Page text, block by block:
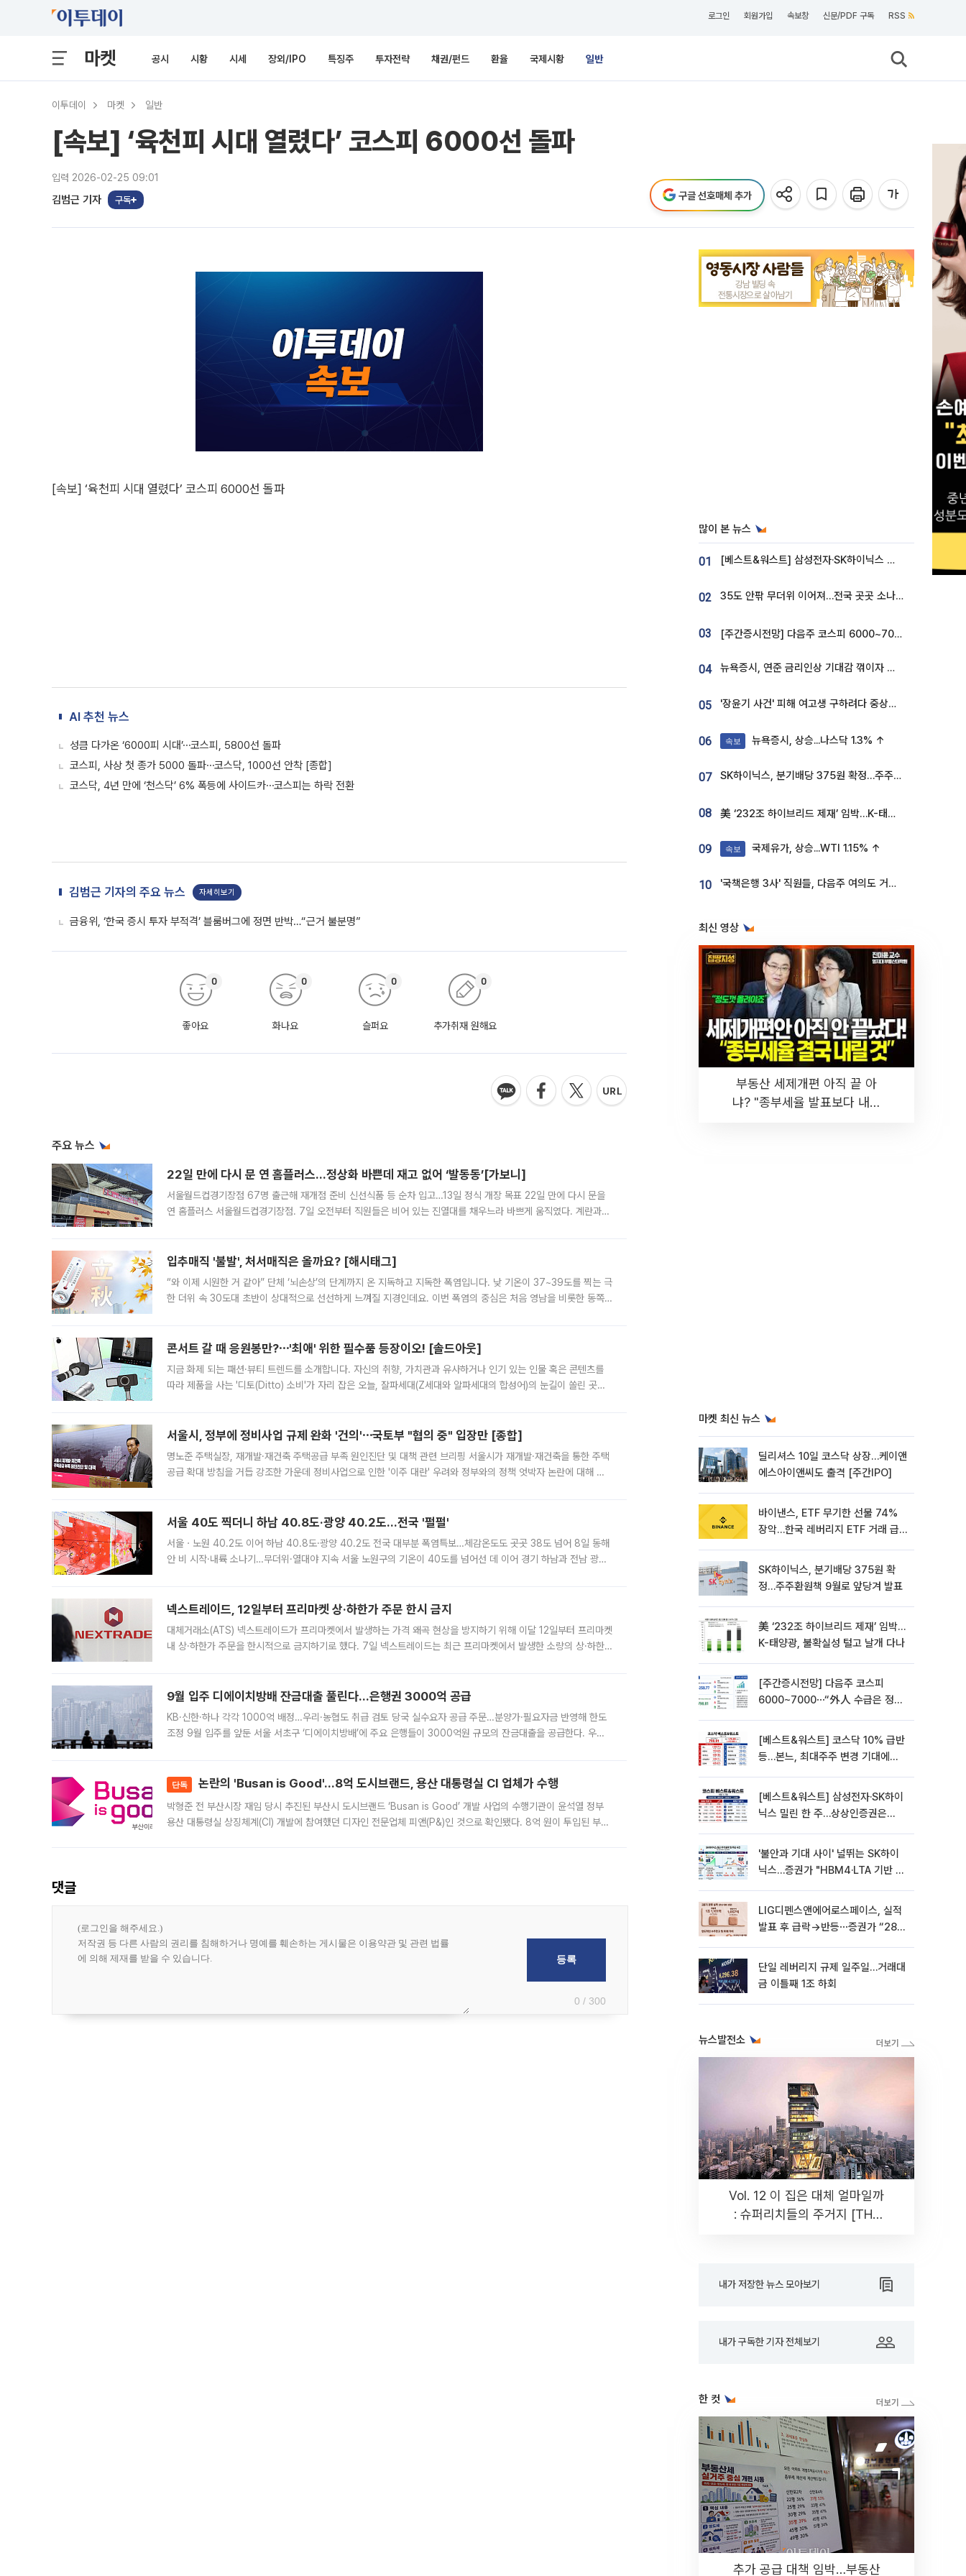
로그인 회원가입 속보창 신문/PDF 구독 RSS
마켓 공시 시황 시세 장외/IPO 특징주 투자전략 채권/펀드 환율 국제시황 일반
이투데이 마켓 일반
[속보] ‘육천피 시대 열렸다’ 코스피 6000선 돌파
입력 2026-02-25 09:01
김범근 기자 구독 구글 선호매체 추가
[속보] ‘육천피 시대 열렸다’ 코스피 6000선 돌파
AI 추천 뉴스
성큼 다가온 ‘6000피 시대’⋯코스피, 5800선 돌파
코스피, 사상 첫 종가 5000 돌파⋯코스닥, 1000선 안착 [종합]
코스닥, 4년 만에 ‘천스닥’ 6% 폭등에 사이드카⋯코스피는 하락 전환
김범근 기자의 주요 뉴스 자세히보기
금융위, ‘한국 증시 투자 부적격’ 블룸버그에 정면 반박…“근거 불분명”
좋아요
0
화나요
0
슬퍼요
0
추가취재 원해요
0
주요 뉴스
22일 만에 다시 문 연 홈플러스…정상화 바쁜데 재고 없어 ‘발동동’[가보니]
서울월드컵경기장점 67명 출근해 재개점 준비 신선식품 등 순차 입고…13일 정식 개장 목표 22일 만에 다시 문을
연 홈플러스 서울월드컵경기장점. 7일 오전부터 직원들은 비어 있는 진열대를 채우느라 바쁘게 움직였다. 계란과
입추매직 '불발', 처서매직은 올까요? [해시태그]
“와 이제 시원한 거 같아” 단체 ‘뇌손상’의 단계까지 온 지독하고 지독한 폭염입니다. 낮 기온이 37~39도를 찍는 극
한 더위 속 30도대 초반이 상대적으로 선선하게 느껴질 지경인데요. 이번 폭염의 중심은 처음 영남을 비롯한 동쪽
콘서트 갈 때 응원봉만?⋯'최애' 위한 필수품 등장이오! [솔드아웃]
지금 화제 되는 패션·뷰티 트렌드를 소개합니다. 자신의 취향, 가치관과 유사하거나 인기 있는 인물 혹은 콘텐츠를
따라 제품을 사는 '디토(Ditto) 소비'가 자리 잡은 오늘, 잘파세대(Z세대와 알파세대의 합성어)의 눈길이 쏠린 곳은
서울시, 정부에 정비사업 규제 완화 '건의'⋯국토부 "협의 중" 입장만 [종합]
명노준 주택실장, 재개발·재건축 주택공급 부족 원인진단 및 대책 관련 브리핑 서울시가 재개발·재건축을 통한 주택
공급 확대 방침을 거듭 강조한 가운데 정비사업으로 인한 '이주 대란' 우려와 정부와의 정책 엇박자 논란에 대해 정
서울 40도 찍더니 하남 40.8도·광양 40.2도…전국 '펄펄'
서울ㆍ노원 40.2도 이어 하남 40.8도·광양 40.2도 전국 대부분 폭염특보…체감온도도 곳곳 38도 넘어 8일 동해
안 비 시작·내륙 소나기…무더위·열대야 지속 서울 노원구의 기온이 40도를 넘어선 데 이어 경기 하남과 전남 광양
넥스트레이드, 12일부터 프리마켓 상·하한가 주문 한시 금지
대체거래소(ATS) 넥스트레이드가 프리마켓에서 발생하는 가격 왜곡 현상을 방지하기 위해 이달 12일부터 프리마켓
내 상·하한가 주문을 한시적으로 금지하기로 했다. 7일 넥스트레이드는 최근 프리마켓에서 발생한 소량의 상·하한
9월 입주 디에이치방배 잔금대출 풀린다…은행권 3000억 공급
KB·신한·하나 각각 1000억 배정…우리·농협도 취급 검토 당국 실수요자 공급 주문…분양가·필요자금 반영해 한도
조정 9월 입주를 앞둔 서울 서초구 ‘디에이치방배’에 주요 은행들이 3000억원 규모의 잔금대출을 공급한다. 우리
단독 논란의 'Busan is Good'…8억 도시브랜드, 용산 대통령실 CI 업체가 수행
박형준 전 부산시장 재임 당시 추진된 부산시 도시브랜드 ‘Busan is Good’ 개발 사업의 수행기관이 윤석열 정부
용산 대통령실 상징체계(CI) 개발에 참여했던 디자인 전문업체 피앤(P&)인 것으로 확인됐다. 8억 원이 투입된 부산
댓글
0 / 300
많이 본 뉴스
01 [베스트&워스트] 삼성전자·SK하이닉스 밀린 한 주…상상인증권은 85% 급등
02 35도 안팎 무더위 이어져…전국 곳곳 소나기 [오늘 날씨]
03 [주간증시전망] 다음주 코스피 6000~7000⋯“外人 수급은 정책이 변수”
04 뉴욕증시, 연준 금리인상 기대감 꺾이자 상승...S&P500 사상 최고치 [종합]
05 '장윤기 사건' 피해 여고생 구하려다 중상…고교생 의상자 지정
06 속보 뉴욕증시, 상승...나스닥 1.3% ↑
07 SK하이닉스, 분기배당 375원 확정…주주환원책 9월로 앞당겨 발표
08 美 ‘232조 하이브리드 제재’ 임박…K-태양광, 불확실성 털고 날개 다나
09 속보 국제유가, 상승...WTI 1.15% ↑
10 '국책은행 3사' 직원들, 다음주 여의도 거리 나서는 까닭은
최신 영상
부동산 세제개편 아직 끝 아
냐? "종부세율 발표보다 내릴
마켓 최신 뉴스
딜리셔스 10일 코스닥 상장…케이앤
에스아이앤씨도 출격 [주간IPO]
바이낸스, ETF 무기한 선물 74%
장악…한국 레버리지 ETF 거래 급
SK하이닉스, 분기배당 375원 확
정…주주환원책 9월로 앞당겨 발표
美 ‘232조 하이브리드 제재’ 임박…
K-태양광, 불확실성 털고 날개 다나
[주간증시전망] 다음주 코스피
6000~7000⋯“外人 수급은 정책
[베스트&워스트] 코스닥 10% 급반
등…본느, 최대주주 변경 기대에
[베스트&워스트] 삼성전자·SK하이
닉스 밀린 한 주…상상인증권은
'불안과 기대 사이' 널뛰는 SK하이
닉스…증권가 "HBM4·LTA 기반 펀
LIG디펜스앤에어로스페이스, 실적
발표 후 급락→반등⋯증권가 “28년
단일 레버리지 규제 일주일…거래대
금 이틀째 1조 하회
뉴스발전소
Vol. 12 이 집은 대체 얼마일까
: 슈퍼리치들의 주거지 [THE
내가 저장한 뉴스 모아보기
내가 구독한 기자 전체보기
한 컷
추가 공급 대책 임박…부동산